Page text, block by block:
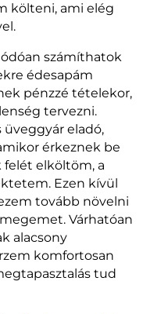
költeni, ami elég
számíthatok
édesapám
pénzzé tételekor,
tervezni.
eladó,
érkeznek be
felét elköltöm, a
Ezen kívül
tovább növelni
Várhatóan
alacsony
komfortosan
tud